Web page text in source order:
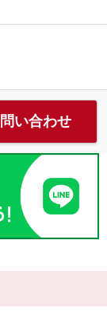
い合わせ